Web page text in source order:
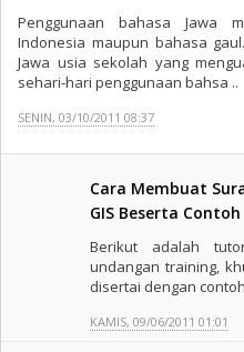
Penggunaan bahasa Jawa
Indonesia maupun bahasa
Jawa usia sekolah yang
sehari-hari penggunaan bahsa ..
SENIN, 03/10/2011 08:37
Cara Membuat
GIS Beserta Contoh
Berikut adalah
undangan training,
disertai dengan
KAMIS, 09/06/2011 01:01